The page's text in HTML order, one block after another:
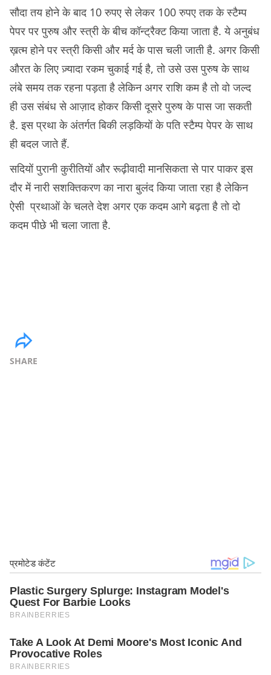
सौदा तय होने के बाद 10 रुपए से लेकर 100 रुपए तक के स्‍टैम्‍प
पेपर पर पुरुष और स्‍त्री के बीच कॉन्ट्रैक्ट किया जाता है. ये अनुबंध
ख़त्म होने पर स्‍त्री किसी और मर्द के पास चली जाती है. अगर किसी
औरत के लिए ज़्यादा रकम चुकाई गई है, तो उसे उस पुरुष के साथ
लंबे समय तक रहना पड़ता है लेकिन अगर राशि कम है तो वो जल्‍द
ही उस संबंध से आज़ाद होकर किसी दूसरे पुरुष के पास जा सकती
है. इस प्रथा के अंतर्गत बिकी लड़कियों के पति स्टैम्प पेपर के साथ
ही बदल जाते हैं.
सदियों पुरानी कुरीतियों और रूढ़ीवादी मानसिकता से पार पाकर इस
दौर में नारी सशक्तिकरण का नारा बुलंद किया जाता रहा है लेकिन
ऐसी प्रथाओं के चलते देश अगर एक कदम आगे बढ़ता है तो दो
कदम पीछे भी चला जाता है.
SHARE